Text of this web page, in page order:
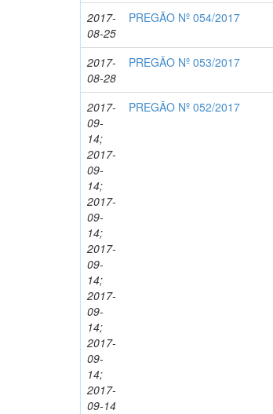
2017-
08-25
PREGÃO Nº 054/2017
2017-
08-28
PREGÃO Nº 053/2017
2017-
09-
14;
2017-
09-
14;
2017-
09-
14;
2017-
09-
14;
2017-
09-
14;
2017-
09-
14;
2017-
09-14
PREGÃO Nº 052/2017